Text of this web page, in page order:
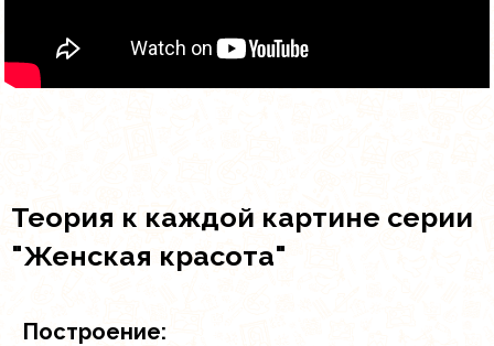
Теория к каждой картине серии
"Женская красота"
Построение: